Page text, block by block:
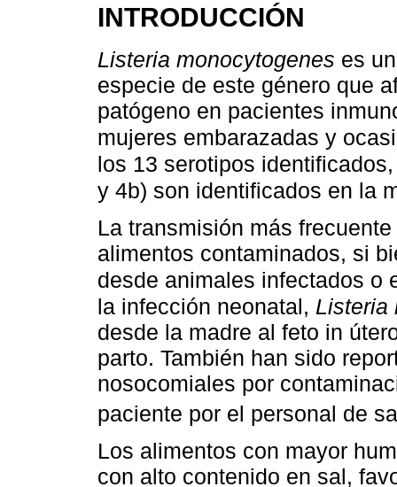
INTRODUCCIÓN
Listeria monocytogenes es
especie de este género que
patógeno en pacientes
mujeres embarazadas y
los 13 serotipos
y 4b) son identificados en la
La transmisión más
alimentos contaminados, si
desde animales infectados o
la infección neonatal, Listeria
desde la madre al feto in
parto. También han sido
nosocomiales por
paciente por el personal de
Los alimentos con mayor
con alto contenido en sal,